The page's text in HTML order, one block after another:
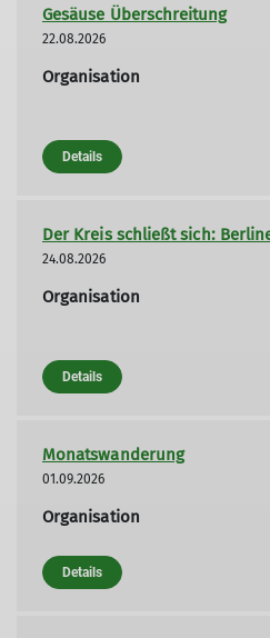
Gesäuse Überschreitung
22.08.2026
Organisation
Details
Der Kreis schließt sich:
24.08.2026
Organisation
Details
Monatswanderung
01.09.2026
Organisation
Details